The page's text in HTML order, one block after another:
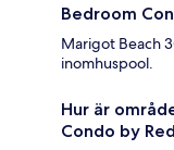
Bedroom
Marigot Beach
inomhuspool.
Hur är
Condo by